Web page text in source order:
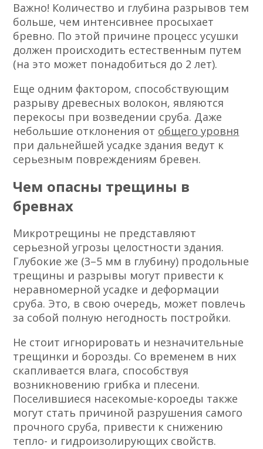
Важно! Количество и глубина разрывов тем
больше, чем интенсивнее просыхает
бревно. По этой причине процесс усушки
должен происходить естественным путем
(на это может понадобиться до 2 лет).
Еще одним фактором, способствующим
разрыву древесных волокон, являются
перекосы при возведении сруба. Даже
небольшие отклонения от общего уровня
при дальнейшей усадке здания ведут к
серьезным повреждениям бревен.
Чем опасны трещины в
бревнах
Микротрещины не представляют
серьезной угрозы целостности здания.
Глубокие же (3–5 мм в глубину) продольные
трещины и разрывы могут привести к
неравномерной усадке и деформации
сруба. Это, в свою очередь, может повлечь
за собой полную негодность постройки.
Не стоит игнорировать и незначительные
трещинки и борозды. Со временем в них
скапливается влага, способствуя
возникновению грибка и плесени.
Поселившиеся насекомые-короеды также
могут стать причиной разрушения самого
прочного сруба, привести к снижению
тепло- и гидроизолирующих свойств.